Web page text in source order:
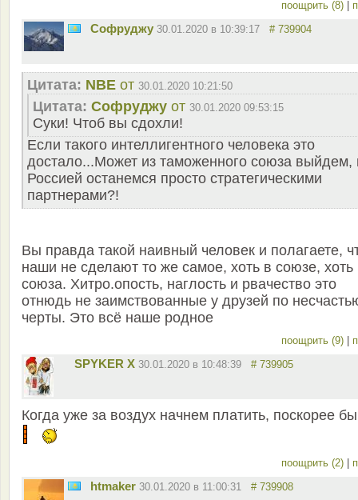
поощрить (8)
Софруджу 30.01.2020 в 10:39:17 # 739904
Цитата: NBE от 30.01.2020 10:21:50
Цитата: Софруджу от 30.01.2020 09:53:15
Суки! Чтоб вы сдохли!
Если такого интеллигентного человека это
достало...Может из таможенного союза выйдем,
Россией останемся просто стратегическими
партнерами?!
Вы правда такой наивный человек и полагаете,
наши не сделают то же самое, хоть в союзе, хоть
союза. Хитро.опость, наглость и рвачество это
отнюдь не заимствованные у друзей по
черты. Это всё наше родное
поощрить (9)
SPYKER X 30.01.2020 в 10:48:39 # 739905
Когда уже за воздух начнем платить, поскорее
поощрить (2)
htmaker 30.01.2020 в 11:00:31 # 739908